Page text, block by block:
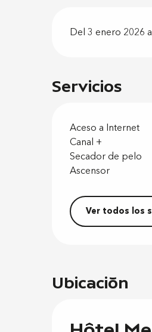
Servicios
Aceso a Internet
Canal +
Secador de pelo
Ascensor
Ver todos los
Del 3 enero 2026
Ubicación